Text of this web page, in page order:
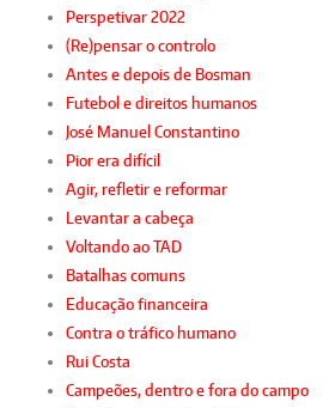
Perspetivar 2022
(Re)pensar o controlo
Antes e depois de Bosman
Futebol e direitos humanos
José Manuel Constantino
Pior era difícil
Agir, refletir e reformar
Levantar a cabeça
Voltando ao TAD
Batalhas comuns
Educação financeira
Contra o tráfico humano
Rui Costa
Campeões, dentro e fora do campo